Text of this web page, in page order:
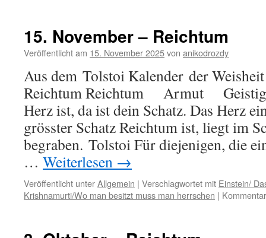
15. November – Reichtum
Veröffentlicht am 15. November 2025von anikodrozdy
Aus dem Tolstoi Kalender der
Reichtum Reichtum Armut
Herz ist, da ist dein Schatz. Das Herz
grösster Schatz Reichtum ist, liegt im
begraben. Tolstoi Für diejenigen, die
… Weiterlesen →
Veröffentlicht unterAllgemein | Verschlagwortet mit Einstein/
Krishnamurti/Wo man besitzt muss man herrschen |